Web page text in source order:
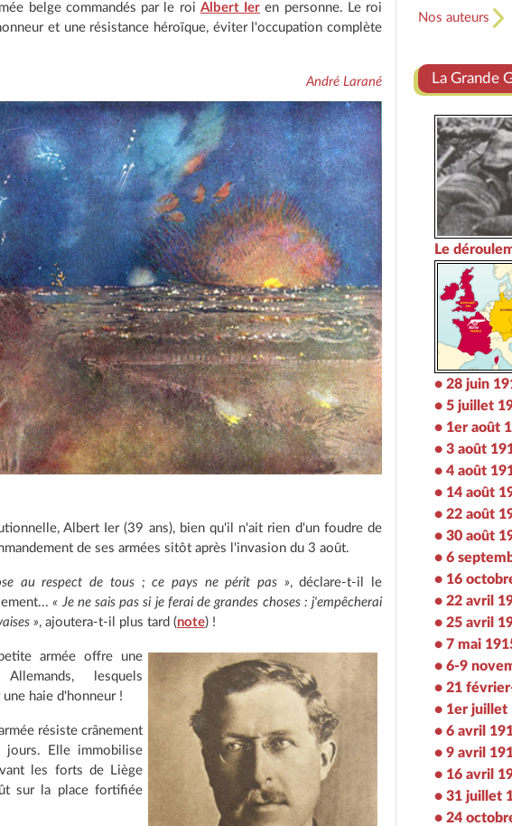
belge commandés par le roi Albert Ier en personne. Le roi
et une résistance héroïque, éviter l'occupation complète
André Larané
Albert Ier (39 ans), bien qu'il n'ait rien d'un foudre de
de ses armées sitôt après l'invasion du 3 août.
au respect de tous ; ce pays ne périt pas », déclare-t-il le
« Je ne sais pas si je ferai de grandes choses : j'empêcherai
», ajoutera-t-il plus tard (note) !
armée offre une
lesquels
haie d'honneur !
résiste crânement
jours. Elle immobilise
les forts de Liège
sur la place fortifiée
Nos auteurs
La Grande
Le
• 28 juin
• 5 juillet
• 1er août
• 3 août
• 4 août
• 14 août
• 22 août
• 30 août
• 6
• 16
• 22 avril
• 25 avril
• 7 mai
• 6-9
• 21
• 1er juillet
• 6 avril
• 9 avril
• 16 avril
• 31 juillet
• 24